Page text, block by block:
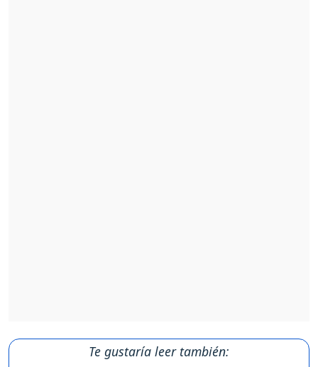
Te gustaría leer también: